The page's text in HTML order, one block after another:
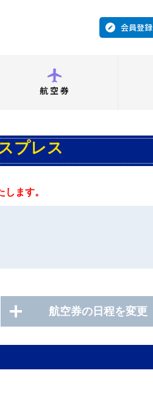
会員登録
航空券
プレス
ます。
航空券の日程を変更